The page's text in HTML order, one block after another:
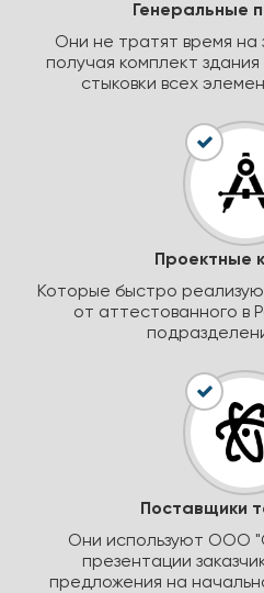
Генеральные
Они не тратят время на
получая комплект
стыковки всех
Проектные
Которые быстро
от аттестованного в
Поставщики
Они используют ООО
презентации
предложения на